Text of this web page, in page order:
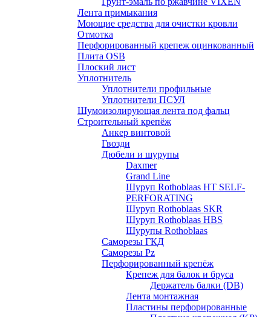
Лента примыкания
Моющие средства для очистки кровли
Отмотка
Перфорированный крепеж оцинкованный
Плита OSB
Плоский лист
Уплотнитель
Уплотнители профильные
Уплотнители ПСУЛ
Шумоизолирующая лента под фальц
Строительный крепёж
Анкер винтовой
Гвозди
Дюбели и шурупы
Daxmer
Grand Line
Шуруп Rothoblaas HT SELF-
PERFORATING
Шуруп Rothoblaas SKR
Шуруп Rothoblaas НВS
Шурупы Rothoblaas
Саморeзы ГКД
Саморезы Pz
Перфорированный крепёж
Крепеж для балок и бруса
Держатель балки (DB)
Лента монтажнaя
Пластины перфорированные